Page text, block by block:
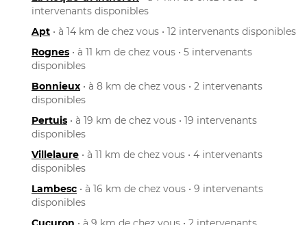
intervenants disponibles
Apt • à 14 km de chez vous • 12 intervenants disponibles
Rognes • à 11 km de chez vous • 5 intervenants
disponibles
Bonnieux • à 8 km de chez vous • 2 intervenants
disponibles
Pertuis • à 19 km de chez vous • 19 intervenants
disponibles
Villelaure • à 11 km de chez vous • 4 intervenants
disponibles
Lambesc • à 16 km de chez vous • 9 intervenants
disponibles